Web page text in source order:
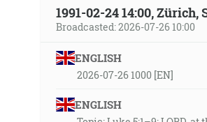
1991-02-24 14:00,
Broadcasted: 2026-07-26 10:00
ENGLISH
2026-07-26 1000 [EN]
ENGLISH